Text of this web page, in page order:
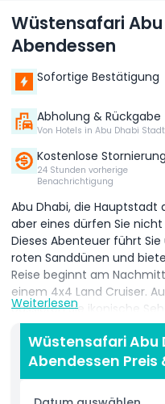
Wüstensafari
Abendessen
Sofortige Bestätigung
Abholung & Rückgabe
Von Hotels in Abu Dhabi Stadt
Kostenlose Stornierung
24 Stunden vorherige
Benachrichtigung
Abu Dhabi, die Hauptstadt
aber eines dürfen Sie
Dieses Abenteuer führt
roten Sanddünen und
Reise beginnt am
einem 4x4 Land Cruiser.
passieren Sie ikonische
Dünen für eine
Achterbahn-ähnliche
manchmal sogar bis zu
Nervenkitzel. Obwohl sie
sollten Personen mit
Weiterlesen
Wüstensafari Abu
Abendessen Preis